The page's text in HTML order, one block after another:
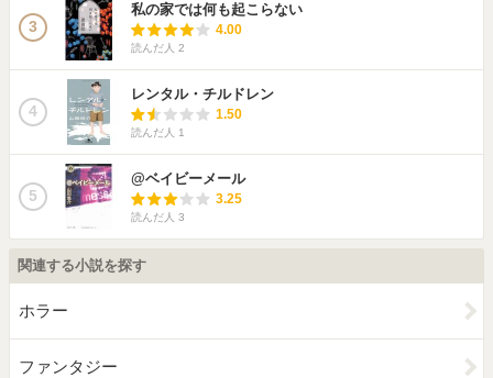
3
私の家では何も起こらない
4.00
読んだ人 2
4
レンタル・チルドレン
1.50
読んだ人 1
5
@ベイビーメール
3.25
読んだ人 3
関連する小説を探す
ホラー
ファンタジー